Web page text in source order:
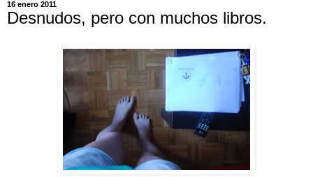
16 enero 2011
Desnudos, pero con muchos libros.